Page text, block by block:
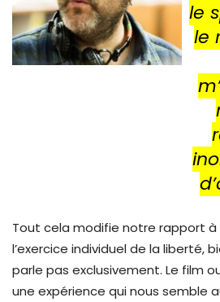
le
le
Tout cela modifie notre rapport
l’exercice individuel de la liberté,
parle pas exclusivement. Le film
une expérience qui nous semble